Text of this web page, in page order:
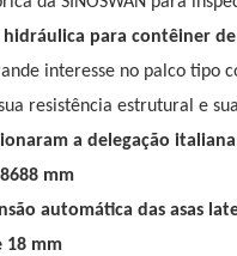
para contêiner de
interesse no palco tipo
resistência estrutural e
a delegação
8688 mm
automática das asas
18 mm